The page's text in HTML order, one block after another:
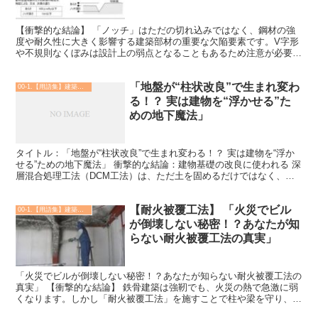
【衝撃的な結論】 「ノッチ」はただの切れ込みではなく、鋼材の強
度や耐久性に大きく影響する建築部材の重要な欠陥要素です。V字形
や不規則なくぼみは設計上の弱点となることもあるため注意が必要で
00-1.【用語集】建築・土木・設備
「地盤が“柱状改良”で生まれ変わ
る！？ 実は建物を“浮かせる”た
めの地下魔法」
タイトル：「地盤が“柱状改良”で生まれ変わる！？ 実は建物を“浮か
せる”ための地下魔法」 衝撃的な結論：建物基礎の改良に使われる 深
層混合処理工法（DCM工法）は、ただ土を固めるだけではなく、地
00-1.【用語集】建築・土木・設備
【耐火被覆工法】 「火災でビル
が倒壊しない秘密！？あなたが知
らない耐火被覆工法の真実」
「火災でビルが倒壊しない秘密！？あなたが知らない耐火被覆工法の
真実」 【衝撃的な結論】 鉄骨建築は強靭でも、火災の熱で急激に弱
くなります。しかし「耐火被覆工法」を施すことで柱や梁を守り、人